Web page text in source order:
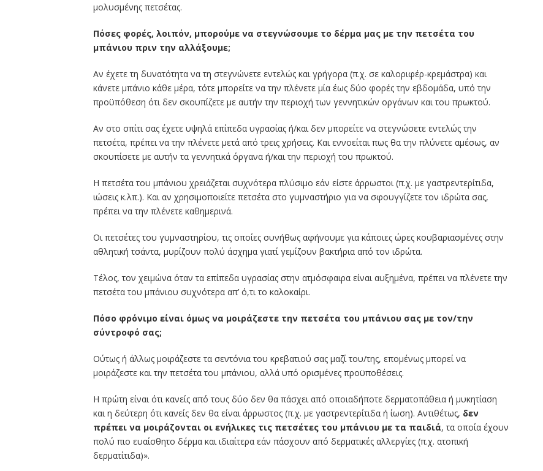
μολυσμένης πετσέτας.
Πόσες φορές, λοιπόν, μπορούμε να στεγνώσουμε το δέρμα μας με την πετσέτα του
μπάνιου πριν την αλλάξουμε;
Αν έχετε τη δυνατότητα να τη στεγνώνετε εντελώς και γρήγορα (π.χ. σε καλοριφέρ-κρεμάστρα) και
κάνετε μπάνιο κάθε μέρα, τότε μπορείτε να την πλένετε μία έως δύο φορές την εβδομάδα, υπό την
προϋπόθεση ότι δεν σκουπίζετε με αυτήν την περιοχή των γεννητικών οργάνων και του πρωκτού.
Αν στο σπίτι σας έχετε υψηλά επίπεδα υγρασίας ή/και δεν μπορείτε να στεγνώσετε εντελώς την
πετσέτα, πρέπει να την πλένετε μετά από τρεις χρήσεις. Και εννοείται πως θα την πλύνετε αμέσως, αν
σκουπίσετε με αυτήν τα γεννητικά όργανα ή/και την περιοχή του πρωκτού.
Η πετσέτα του μπάνιου χρειάζεται συχνότερα πλύσιμο εάν είστε άρρωστοι (π.χ. με γαστρεντερίτιδα,
ιώσεις κ.λπ.). Και αν χρησιμοποιείτε πετσέτα στο γυμναστήριο για να σφουγγίζετε τον ιδρώτα σας,
πρέπει να την πλένετε καθημερινά.
Οι πετσέτες του γυμναστηρίου, τις οποίες συνήθως αφήνουμε για κάποιες ώρες κουβαριασμένες στην
αθλητική τσάντα, μυρίζουν πολύ άσχημα γιατί γεμίζουν βακτήρια από τον ιδρώτα.
Τέλος, τον χειμώνα όταν τα επίπεδα υγρασίας στην ατμόσφαιρα είναι αυξημένα, πρέπει να πλένετε την
πετσέτα του μπάνιου συχνότερα απ’ ό,τι το καλοκαίρι.
Πόσο φρόνιμο είναι όμως να μοιράζεστε την πετσέτα του μπάνιου σας με τον/την
σύντροφό σας;
Ούτως ή άλλως μοιράζεστε τα σεντόνια του κρεβατιού σας μαζί του/της, επομένως μπορεί να
μοιράζεστε και την πετσέτα του μπάνιου, αλλά υπό ορισμένες προϋποθέσεις.
Η πρώτη είναι ότι κανείς από τους δύο δεν θα πάσχει από οποιαδήποτε δερματοπάθεια ή μυκητίαση
και η δεύτερη ότι κανείς δεν θα είναι άρρωστος (π.χ. με γαστρεντερίτιδα ή ίωση). Αντιθέτως, δεν
πρέπει να μοιράζονται οι ενήλικες τις πετσέτες του μπάνιου με τα παιδιά, τα οποία έχουν
πολύ πιο ευαίσθητο δέρμα και ιδιαίτερα εάν πάσχουν από δερματικές αλλεργίες (π.χ. ατοπική
δερματίτιδα)».